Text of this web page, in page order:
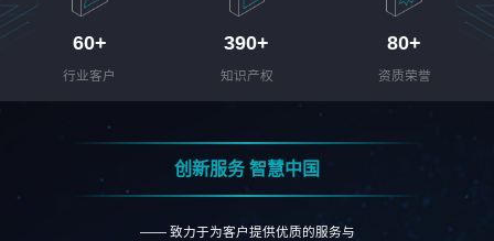
60+
行业客户
390+
知识产权
80+
资质荣誉
创新服务 智慧中国
—— 致力于为客户提供优质的服务与